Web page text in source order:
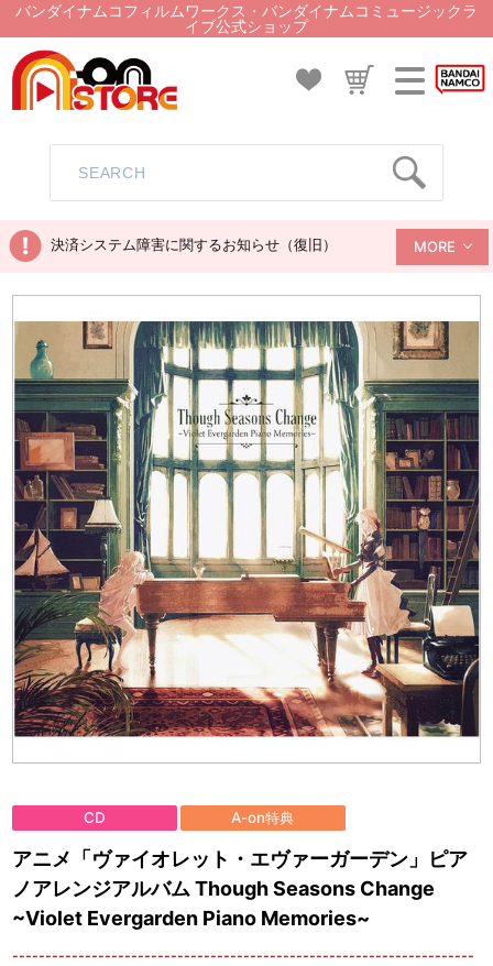
バンダイナムコフィルムワークス・バンダイナムコミュージックラ
イブ公式ショップ
決済システム障害に関するお知らせ（復旧） MORE
CD A-on特典
アニメ「ヴァイオレット・エヴァーガーデン」ピア
ノアレンジアルバム Though Seasons Change
~Violet Evergarden Piano Memories~
----------------------------------------------------------------------